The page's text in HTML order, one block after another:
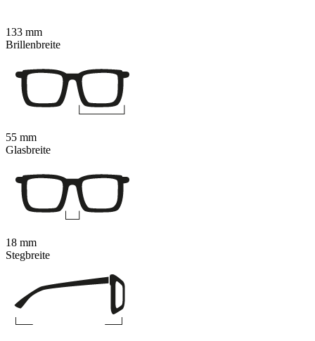
133 mm
Brillenbreite
55 mm
Glasbreite
18 mm
Stegbreite